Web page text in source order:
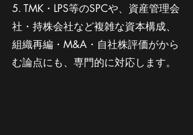
5. TMK・LPS等のSPCや、資産管理会
社・持株会社など複雑な資本構成、
組織再編・M&A・自社株評価がから
む論点にも、専門的に対応します。